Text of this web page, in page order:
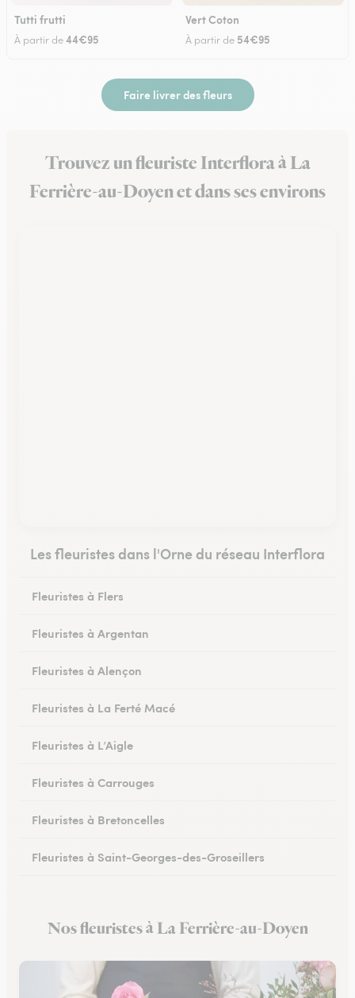
Tutti frutti
À partir de44€95
Vert Coton
À partir de 54€95
Faire livrer des fleurs
Trouvez un fleuriste Interflora à La
Ferrière-au-Doyen et dans ses environs
Les fleuristes dans l'Orne du réseau Interflora
Fleuristes à Flers
Fleuristes à Argentan
Fleuristes à Alençon
Fleuristes à La Ferté Macé
Fleuristes à L’Aigle
Fleuristes à Carrouges
Fleuristes à Bretoncelles
Fleuristes à Saint-Georges-des-Groseillers
Fleuristes au Mêle-sur-Sarthe
Nos fleuristes à La Ferrière-au-Doyen